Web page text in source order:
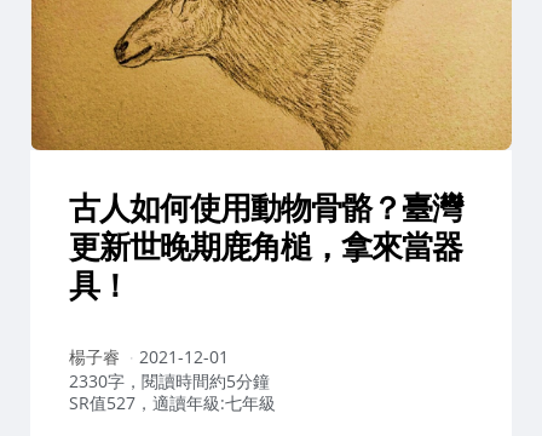
古人如何使用動物骨骼？臺灣
更新世晚期鹿角槌，拿來當器
具！
作
者：
楊子睿
2021-12-01
2330字，閱讀時間約5分鐘
SR值527，適讀年級:七年級